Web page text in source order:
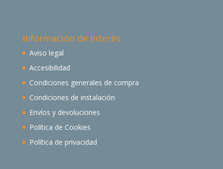
Información de Interés
Aviso legal
Accesibilidad
Condiciones generales de compra
Condiciones de instalación
Envíos y devoluciones
Política de Cookies
Política de privacidad